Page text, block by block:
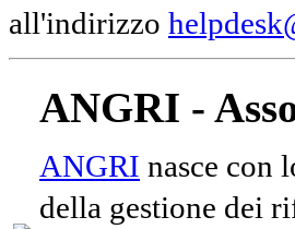
all'indirizzo
ANGRI -
ANGRI nasce con
della gestione dei